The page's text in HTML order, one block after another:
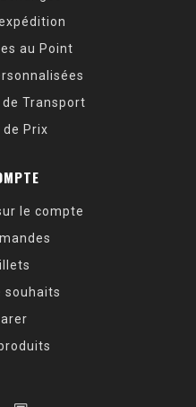
au Point
de Transport
de Prix
le compte
souhaits